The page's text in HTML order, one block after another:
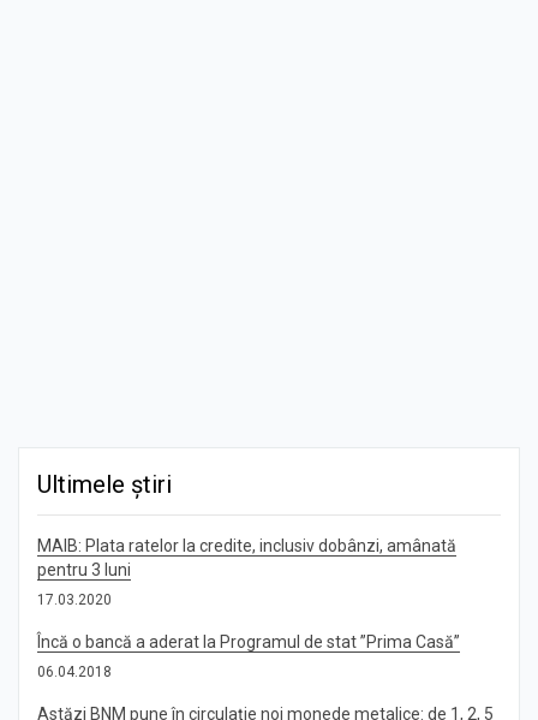
Ultimele știri
MAIB: Plata ratelor la credite, inclusiv dobânzi, amânată
pentru 3 luni
17.03.2020
Încă o bancă a aderat la Programul de stat ”Prima Casă”
06.04.2018
Astăzi BNM pune în circulație noi monede metalice: de 1, 2, 5